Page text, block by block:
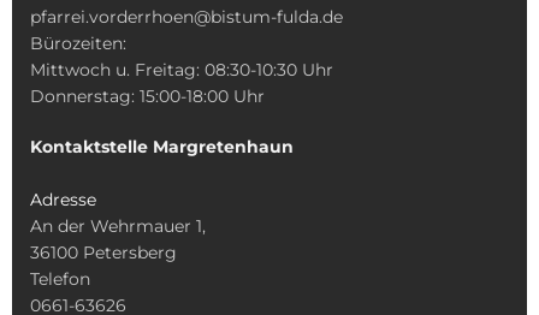
pfarrei.vorderrhoen@bistum-fulda.de
Bürozeiten:
Mittwoch u. Freitag: 08:30-10:30 Uhr
Donnerstag: 15:00-18:00 Uhr
Kontaktstelle Margretenhaun
Adresse
An der Wehrmauer 1,
36100 Petersberg
Telefon
0661-63626